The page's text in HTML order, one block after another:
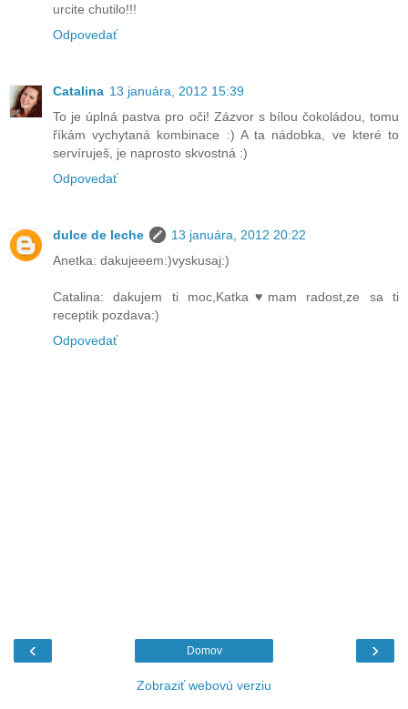
urcite chutilo!!!
Odpovedať
Catalina 13 januára, 2012 15:39
To je úplná pastva pro oči! Zázvor s bílou čokoládou, tomu
říkám vychytaná kombinace :) A ta nádobka, ve které to
servíruješ, je naprosto skvostná :)
Odpovedať
dulce de leche
13 januára, 2012 20:22
Anetka: dakujeeem:)vyskusaj:)
Catalina: dakujem ti moc,Katka♥mam radost,ze sa ti
receptik pozdava:)
Odpovedať
‹ ›
Domov
Zobraziť webovú verziu